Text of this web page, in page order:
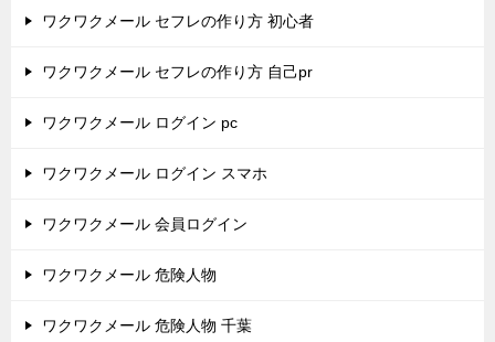
ワクワクメール セフレの作り方 初心者
ワクワクメール セフレの作り方 自己pr
ワクワクメール ログイン pc
ワクワクメール ログイン スマホ
ワクワクメール 会員ログイン
ワクワクメール 危険人物
ワクワクメール 危険人物 千葉